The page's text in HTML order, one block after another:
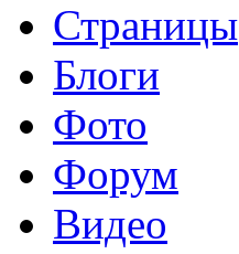
Страницы
Блоги
Фото
Форум
Видео